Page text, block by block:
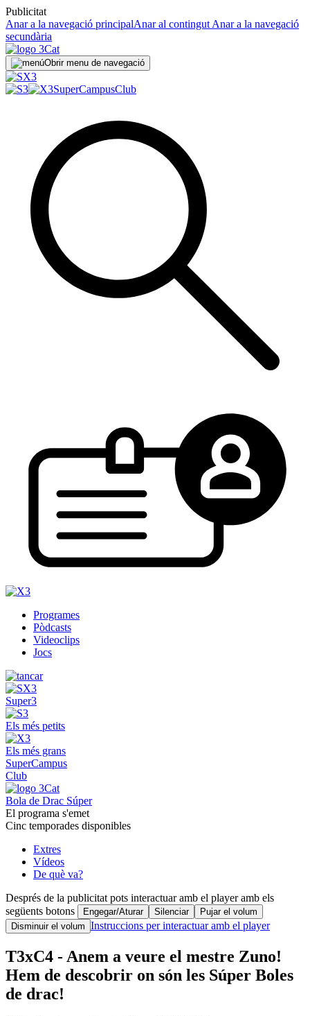
Publicitat
Anar a la navegació principalAnar al contingut Anar a la navegació
secundària
Obrir menu de navegació
SuperCampusClub
Programes
Pòdcasts
Videoclips
Jocs
Super3
Els més petits
Els més grans
SuperCampus
Club
Bola de Drac Súper
El programa s'emet
Cinc temporades disponibles
Extres
Vídeos
De què va?
Després de la publicitat pots interactuar amb el player amb els
següents botons
Engegar/Aturar Silenciar
Pujar el volum
Disminuir el volum Instruccions per interactuar amb el player
T3xC4 - Anem a veure el mestre Zuno!
Hem de descobrir on són les Súper Boles
de drac!